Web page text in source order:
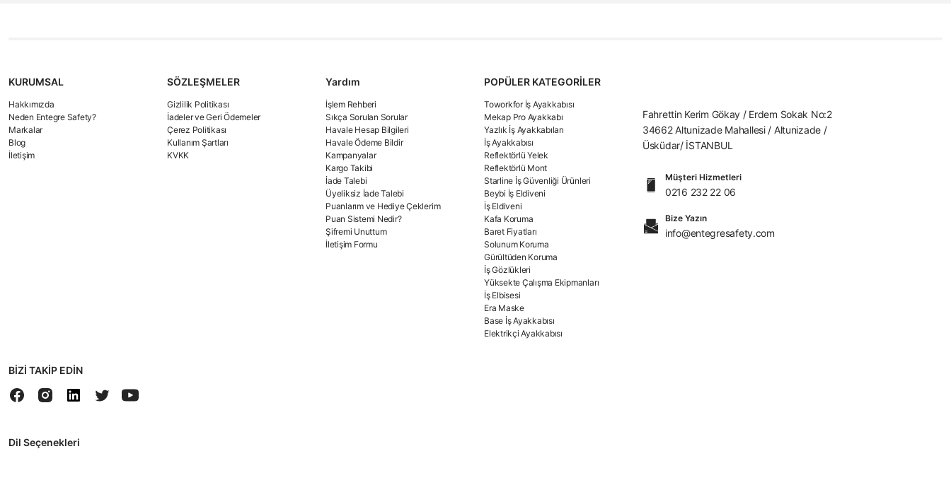
KURUMSAL
Hakkımızda
Neden Entegre Safety?
Markalar
Blog
İletişim
SÖZLEŞMELER
Gizlilik Politikası
İadeler ve Geri Ödemeler
Çerez Politikası
Kullanım Şartları
KVKK
Yardım
İşlem Rehberi
Sıkça Sorulan Sorular
Havale Hesap Bilgileri
Havale Ödeme Bildir
Kampanyalar
Kargo Takibi
İade Talebi
Üyeliksiz İade Talebi
Puanlarım ve Hediye Çeklerim
Puan Sistemi Nedir?
Şifremi Unuttum
İletişim Formu
POPÜLER KATEGORİLER
Toworkfor İş Ayakkabısı
Mekap Pro Ayakkabı
Yazlık İş Ayakkabıları
İş Ayakkabısı
Reflektörlü Yelek
Reflektörlü Mont
Starline İş Güvenliği Ürünleri
Beybi İş Eldiveni
İş Eldiveni
Kafa Koruma
Baret Fiyatları
Solunum Koruma
Gürültüden Koruma
İş Gözlükleri
Yüksekte Çalışma Ekipmanları
İş Elbisesi
Era Maske
Base İş Ayakkabısı
Elektrikçi Ayakkabısı
BİZİ TAKİP EDİN
Dil Seçenekleri
Fahrettin Kerim Gökay / Erdem Sokak No:2
34662 Altunizade Mahallesi / Altunizade /
Üsküdar/ İSTANBUL
Müşteri Hizmetleri
0216 232 22 06
Bize Yazın
info@entegresafety.com